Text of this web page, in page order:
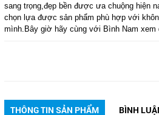
sang trọng,đẹp bền được ưa chuộng hiện
chọn lựa được sản phẩm phù hợp với
mình.Bây giờ hãy cùng với Bình Nam xem
THÔNG TIN SẢN PHẨM BÌNH